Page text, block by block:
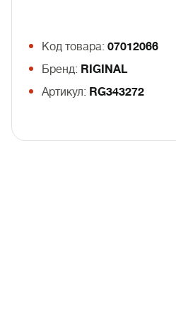
Код товара: 07012066
Бренд: RIGINAL
Артикул: RG343272